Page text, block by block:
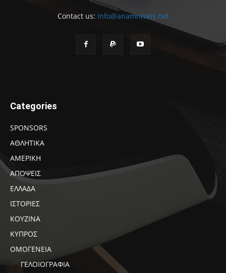
Contact us: info@anamniseis.net
Categories
SPONSORS
ΑΘΛΗΤΙΚΑ
ΑΜΕΡΙΚΗ
ΑΠΟΨΕΙΣ
ΕΛΛΑΔΑ
ΙΣΤΟΡΙΕΣ
ΚΟΥΖΙΝΑ
ΚΥΠΡΟΣ
ΟΜΟΓΕΝΕΙΑ
ΓΕΛΟΙΟΓΡΑΦΙΑ